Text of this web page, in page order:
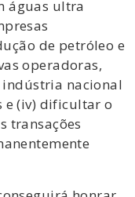
águas ultra
de petróleo e
operadoras,
nacional
e (iv) dificultar o
transações